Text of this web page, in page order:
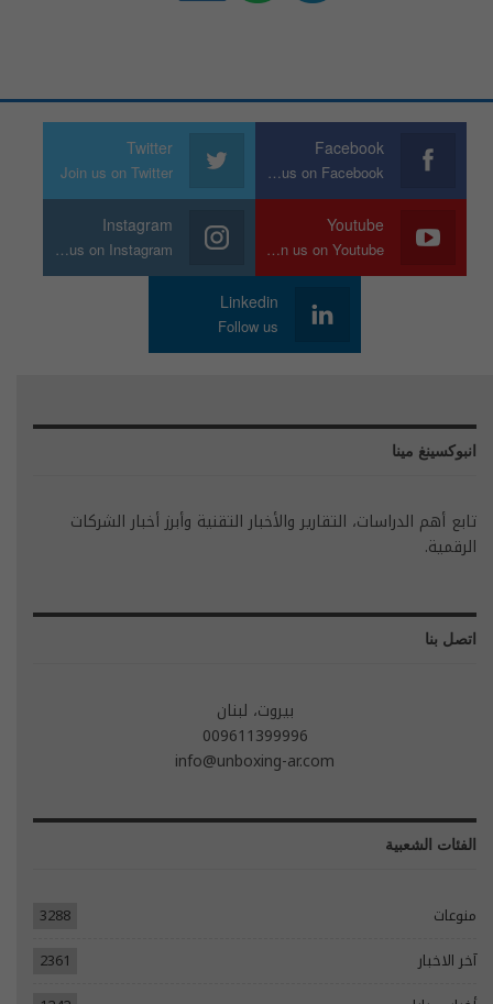
Facebook
Join us on Facebook
Twitter
Join us on Twitter
Youtube
Join us on Youtube
Instagram
Join us on Instagram
Linkedin
Follow us
انبوكسينغ مينا
تابع أهم الدراسات، التقارير والأخبار التقنية وأبرز أخبار الشركات
الرقمية.
اتصل بنا
بيروت، لبنان
009611399996
info@unboxing-ar.com
الفئات الشعبية
منوعات
3288
آخر الاخبار
2361